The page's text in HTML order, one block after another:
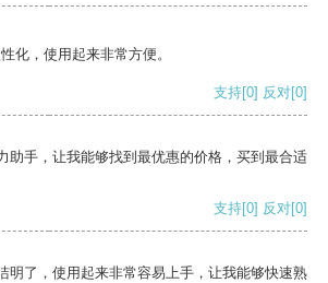
化，使用起来非常方便。
支持[0] 反对[0]
助手，让我能够找到最优惠的价格，买到最合适
支持[0] 反对[0]
明了，使用起来非常容易上手，让我能够快速熟